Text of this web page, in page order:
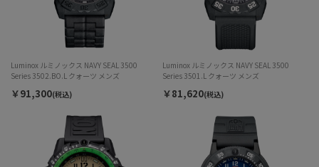
Luminox ルミノックス NAVY SEAL 3500
Series 3502.BO.L クォーツ メンズ
￥91,300(税込)
Luminox ルミノックス NAVY SEAL 3500
Series 3501.L クォーツ メンズ
￥81,620(税込)